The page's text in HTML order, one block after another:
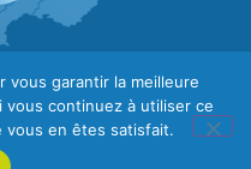
vous garantir la meilleure
continuez à utiliser ce
vous en êtes satisfait.